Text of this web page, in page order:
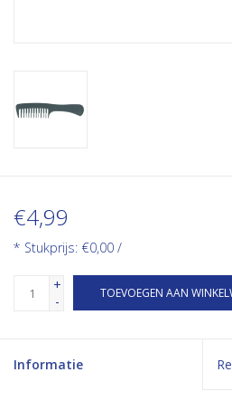
€4,99
* Stukprijs: €0,00 /
+
-
TOEVOEGEN AAN
Informatie